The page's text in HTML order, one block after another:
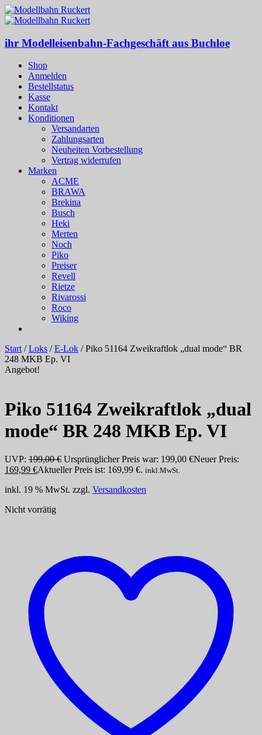
ihr Modelleisenbahn-Fachgeschäft aus Buchloe
Shop
Anmelden
Bestellstatus
Kasse
Kontakt
Konditionen
Versandarten
Zahlungsarten
Neuheiten Vorbestellung
Vertrag widerrufen
Marken
ACME
BRAWA
Brekina
Busch
Heki
Merten
Noch
Piko
Preiser
Revell
Rietze
Rivarossi
Roco
Wiking
Start/Loks /E-Lok / Piko 51164 Zweikraftlok „dual mode“ BR
248 MKB Ep. VI
Angebot!
Piko 51164 Zweikraftlok „dual
mode“ BR 248 MKB Ep. VI
UVP: 199,00€ Ursprünglicher Preis war: 199,00 €Neuer Preis:
169,99 €Aktueller Preis ist: 169,99 €. inkl.MwSt.
inkl. 19 % MwSt. zzgl. Versandkosten
Nicht vorrätig